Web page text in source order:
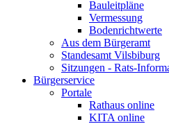
Bauleitpläne
Vermessung
Bodenrichtwerte
Aus dem Bürgeramt
Standesamt Vilsbiburg
Sitzungen - Rats-
Bürgerservice
Portale
Rathaus online
KITA online